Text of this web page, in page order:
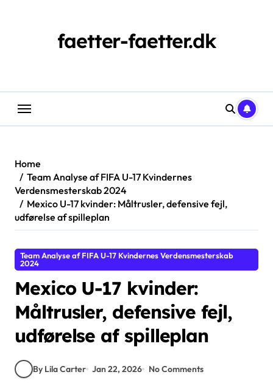
faetter-faetter.dk
Home
Team Analyse af FIFA U-17 Kvindernes
Verdensmesterskab 2024
Mexico U-17 kvinder: Måltrusler, defensive fejl,
udførelse af spilleplan
Team Analyse af FIFA U-17 Kvindernes Verdensmesterskab
2024
Mexico U-17 kvinder:
Måltrusler, defensive fejl,
udførelse af spilleplan
By Lila Carter Jan 22, 2026 No Comments